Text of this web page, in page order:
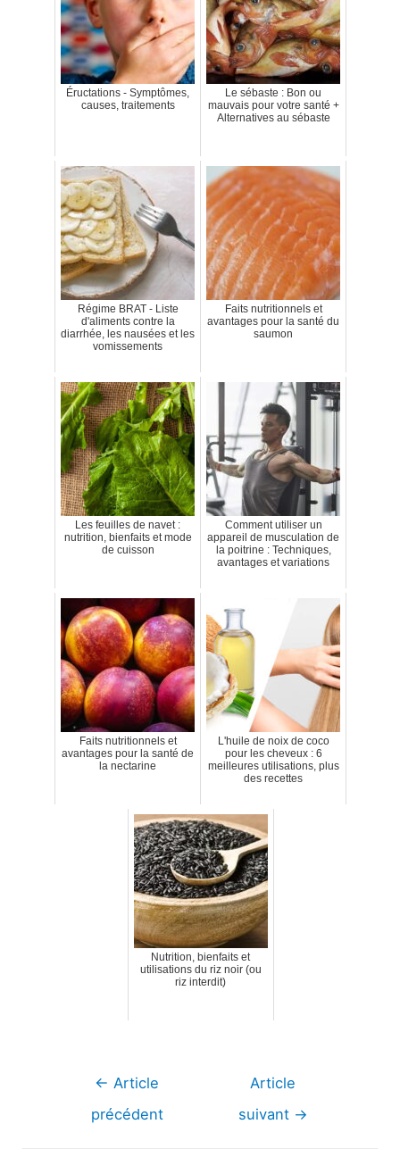
Éructations - Symptômes,
causes, traitements
Le sébaste : Bon ou
mauvais pour votre santé +
Alternatives au sébaste
Régime BRAT - Liste
d'aliments contre la
diarrhée, les nausées et les
vomissements
Faits nutritionnels et
avantages pour la santé du
saumon
Les feuilles de navet :
nutrition, bienfaits et mode
de cuisson
Comment utiliser un
appareil de musculation de
la poitrine : Techniques,
avantages et variations
Faits nutritionnels et
avantages pour la santé de
la nectarine
L'huile de noix de coco
pour les cheveux : 6
meilleures utilisations, plus
des recettes
Nutrition, bienfaits et
utilisations du riz noir (ou
riz interdit)
Navigation
← Article
précédent
Article
suivant →